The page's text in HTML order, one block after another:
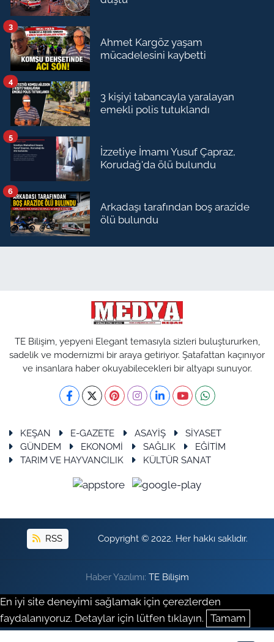
Ahmet Kargöz yaşam
mücadelesini kaybetti
3
3 kişiyi tabancayla yaralayan
emekli polis tutuklandı
4
İzzetiye İmamı Yusuf Çapraz,
Korudağ'da ölü bulundu
5
Arkadaşı tarafından boş arazide
ölü bulundu
6
TE Bilişim, yepyeni Elegant temasıyla sizleri buluştururken,
sadelik ve modernizmi bir araya getiriyor. Şatafattan kaçınıyor
ve insanlara haber okuyabilecekleri bir altyapı sunuyor.
KEŞAN E-GAZETE ASAYİŞ
SİYASET
GÜNDEM
EKONOMİ SAĞLIK
EĞİTİM
TARIM VE HAYVANCILIK
KÜLTÜR SANAT
RSS Copyright © 2022. Her hakkı saklıdır.
Haber Yazılımı: TE Bilişim
En iyi site deneyimi sağlamak için çerezlerden
faydalanıyoruz. Detaylar için lütfen tıklayın. Tamam